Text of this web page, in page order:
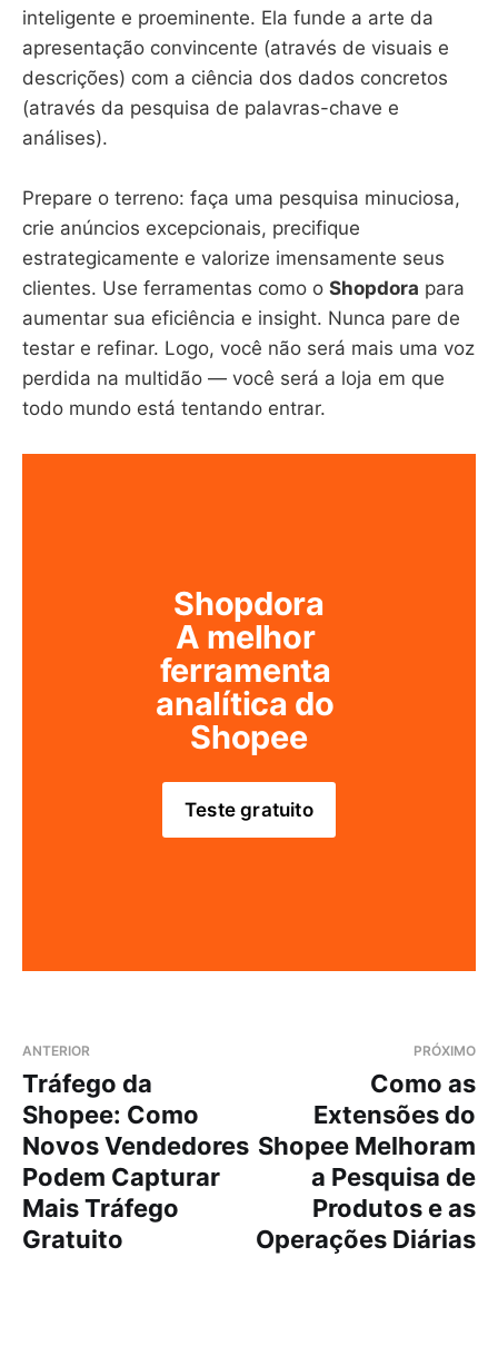
inteligente e proeminente. Ela funde a arte da
apresentação convincente (através de visuais e
descrições) com a ciência dos dados concretos
(através da pesquisa de palavras-chave e
análises).
Prepare o terreno: faça uma pesquisa minuciosa,
crie anúncios excepcionais, precifique
estrategicamente e valorize imensamente seus
clientes. Use ferramentas como o Shopdora para
aumentar sua eficiência e insight. Nunca pare de
testar e refinar. Logo, você não será mais uma voz
perdida na multidão — você será a loja em que
todo mundo está tentando entrar.
Shopdora
A melhor
ferramenta
analítica do
Shopee
Teste gratuito
ANTERIOR
Tráfego da
Shopee: Como
Novos Vendedores
Podem Capturar
Mais Tráfego
Gratuito
PRÓXIMO
Como as
Extensões do
Shopee Melhoram
a Pesquisa de
Produtos e as
Operações Diárias